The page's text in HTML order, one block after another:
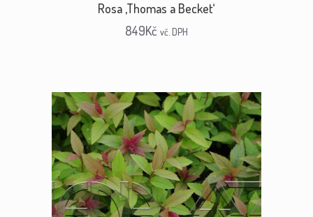
Rosa ‚Thomas a Becket‘
849Kč vč. DPH